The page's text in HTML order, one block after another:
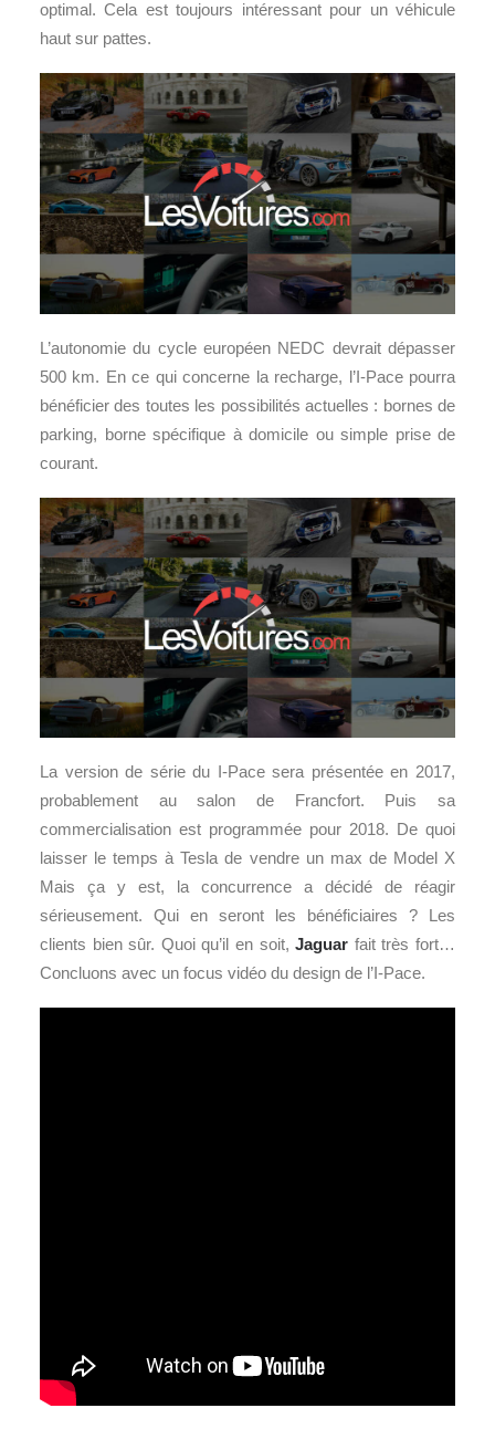
optimal. Cela est toujours intéressant pour un véhicule
haut sur pattes.
L’autonomie du cycle européen NEDC devrait dépasser
500 km. En ce qui concerne la recharge, l’I-Pace pourra
bénéficier des toutes les possibilités actuelles : bornes de
parking, borne spécifique à domicile ou simple prise de
courant.
La version de série du I-Pace sera présentée en 2017,
probablement au salon de Francfort. Puis sa
commercialisation est programmée pour 2018. De quoi
laisser le temps à Tesla de vendre un max de Model X
Mais ça y est, la concurrence a décidé de réagir
sérieusement. Qui en seront les bénéficiaires ? Les
clients bien sûr. Quoi qu’il en soit,Jaguar fait très fort…
Concluons avec un focus vidéo du design de l’I-Pace.